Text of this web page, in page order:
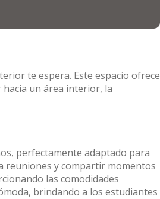
te espera. Este espacio ofrece
un área interior, la
perfectamente adaptado para
reuniones y compartir momentos
las comodidades
brindando a los estudiantes